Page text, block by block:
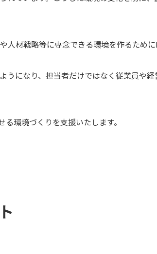
人材戦略等に専念できる環境を作るために
うになり、担当者だけではなく従業員や経
環境づくりを支援いたします。